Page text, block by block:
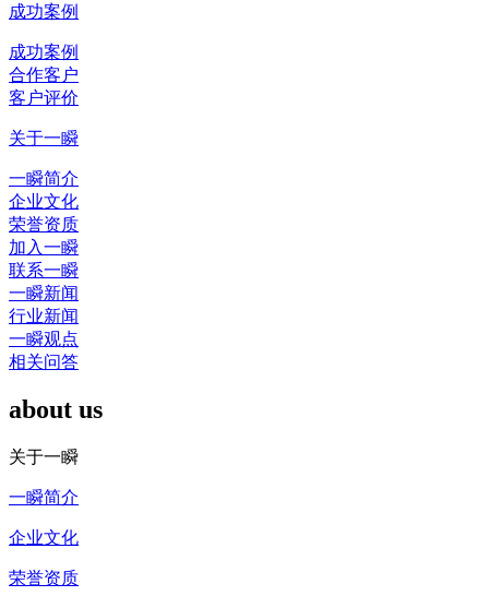
成功案例
成功案例
合作客户
客户评价
关于一瞬
一瞬简介
企业文化
荣誉资质
加入一瞬
联系一瞬
一瞬新闻
行业新闻
一瞬观点
相关问答
about us
关于一瞬
一瞬简介
企业文化
荣誉资质